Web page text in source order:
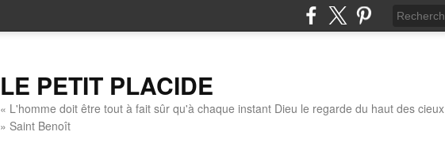
LE PETIT PLACIDE
« L'homme doit être tout à fait sûr qu'à chaque instant Dieu le regarde du haut des cieux
» Saint Benoît